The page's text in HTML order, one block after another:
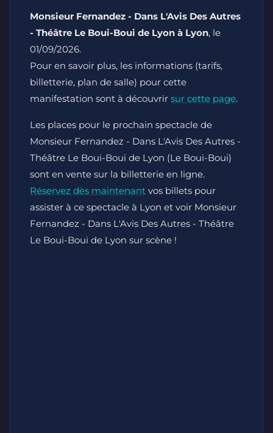
Monsieur Fernandez - Dans L'Avis Des Autres
- Théâtre Le Boui-Boui de Lyon à Lyon, le
01/09/2026.
Pour en savoir plus, les informations (tarifs,
billetterie, plan de salle) pour cette
manifestation sont à découvrir sur cette page.
Les places pour le prochain spectacle de
Monsieur Fernandez - Dans L'Avis Des Autres -
Théâtre Le Boui-Boui de Lyon (Le Boui-Boui)
sont en vente sur la billetterie en ligne.
Réservez dès maintenant vos billets pour
assister à ce spectacle à Lyon et voir Monsieur
Fernandez - Dans L'Avis Des Autres - Théâtre
Le Boui-Boui de Lyon sur scène !